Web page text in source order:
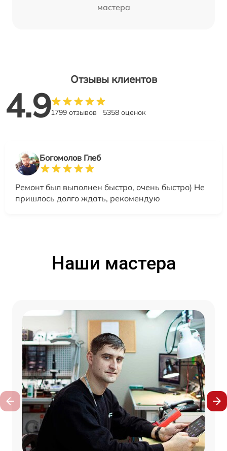
мастера
Отзывы клиентов
4.91799 отзывов 5358 оценок
Богомолов Глеб
Ремонт был выполнен быстро, очень быстро) Не
пришлось долго ждать, рекомендую
Наши мастера